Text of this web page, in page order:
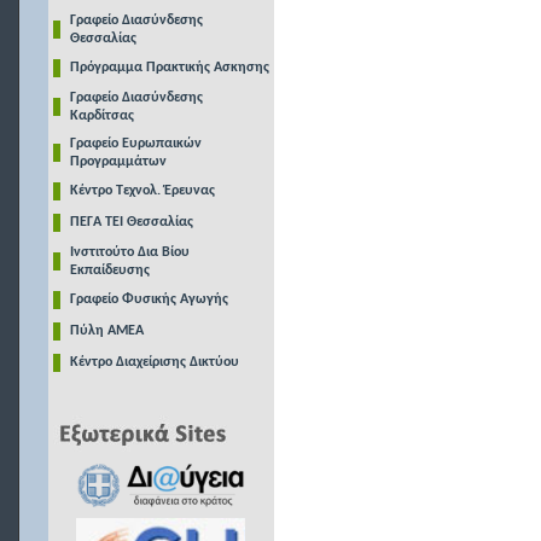
Γραφείο Διασύνδεσης
Θεσσαλίας
Πρόγραμμα Πρακτικής Ασκησης
Γραφείο Διασύνδεσης
Καρδίτσας
Γραφείο Ευρωπαικών
Προγραμμάτων
Κέντρο Τεχνολ. Έρευνας
ΠΕΓΑ ΤΕΙ Θεσσαλίας
Ινστιτούτο Δια Βίου
Εκπαίδευσης
Γραφείο Φυσικής Αγωγής
Πύλη ΑΜΕΑ
Κέντρο Διαχείρισης Δικτύου